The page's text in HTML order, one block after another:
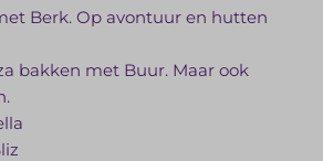
Berk. Op avontuur en hutten
bakken met Buur. Maar ook